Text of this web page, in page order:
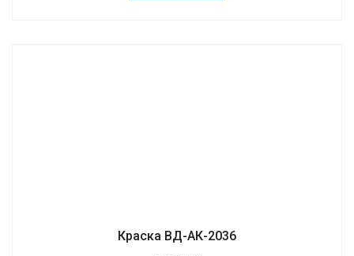
Краска ВД-АК-2036